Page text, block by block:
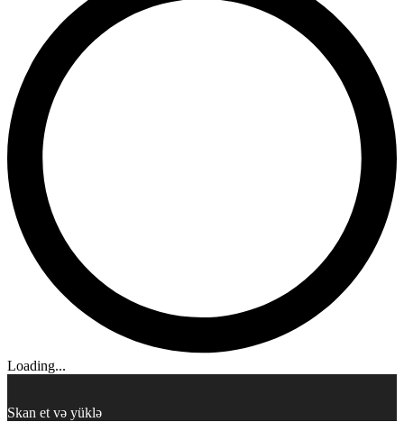
Loading...
Skan et və yüklə